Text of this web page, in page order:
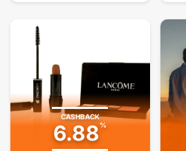
CASHBACK
6.88%